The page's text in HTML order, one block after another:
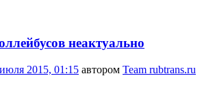
неактуально
2015, 01:15 автором Team rubtrans.ru